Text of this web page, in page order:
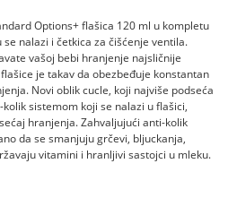
Options+ flašica 120 ml u kompletu
nalazi i četkica za čišćenje ventila.
vašoj bebi hranjenje najsličnije
je takav da obezbeđuje konstantan
Novi oblik cucle, koji najviše podseća
sistemom koji se nalazi u flašici,
hranjenja. Zahvaljujući anti-kolik
da se smanjuju grčevi, bljuckanja,
vitamini i hranljivi sastojci u mleku.